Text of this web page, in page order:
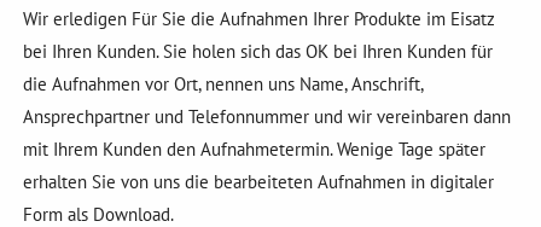
Wir erledigen Für Sie die Aufnahmen Ihrer Produkte im Eisatz
bei Ihren Kunden. Sie holen sich das OK bei Ihren Kunden für
die Aufnahmen vor Ort, nennen uns Name, Anschrift,
Ansprechpartner und Telefonnummer und wir vereinbaren dann
mit Ihrem Kunden den Aufnahmetermin. Wenige Tage später
erhalten Sie von uns die bearbeiteten Aufnahmen in digitaler
Form als Download.